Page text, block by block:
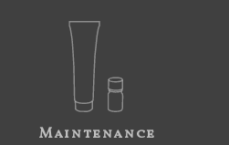
Maintenance